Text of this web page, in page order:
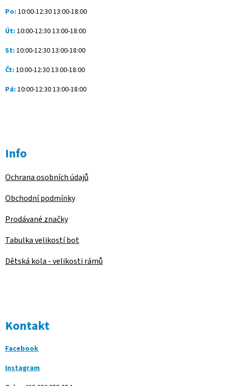
Po: 10:00-12:30 13:00-18:00
Út: 10:00-12:30 13:00-18:00
St: 10:00-12:30 13:00-18:00
Čt: 10:00-12:30 13:00-18:00
Pá: 10:00-12:30 13:00-18:00
Info
Ochrana osobních údajů
Obchodní podmínky
Prodávané značky
Tabulka velikostí bot
Dětská kola - velikosti rámů
Kontakt
Facebook
Instagram